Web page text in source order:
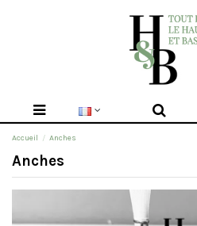
Accueil Anches
Anches